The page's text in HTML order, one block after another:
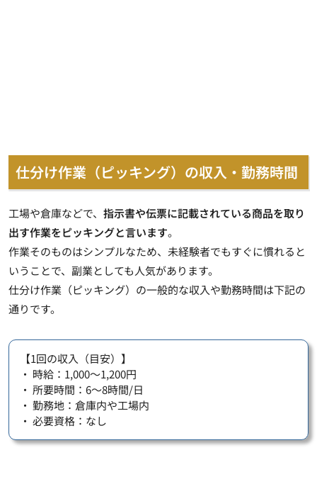
仕分け作業（ピッキング）の収入・勤務時間
工場や倉庫などで、 指示書や伝票に記載されている商品を取り
出す作業をピッキングと言います。
作業そのものはシンプルなため、未経験者でもすぐに慣れる と
いうことで、副業としても人気があります。
仕分け作業（ピッキング）の一般的な収入や勤務時間は下記の
通りです。
【1回の収入（目安）】
・ 時給：1,000～1,200円
・ 所要時間：6～8時間/日
・ 勤務地：倉庫内や工場内
・ 必要資格：なし